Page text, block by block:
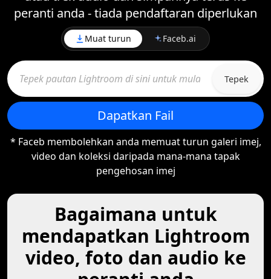
peranti anda - tiada pendaftaran diperlukan
Muat turun Faceb.ai
Tepek
Dapatkan Fail
* Faceb membolehkan anda memuat turun galeri imej,
video dan koleksi daripada mana-mana tapak
pengehosan imej
Bagaimana untuk
mendapatkan Lightroom
video, foto dan audio ke